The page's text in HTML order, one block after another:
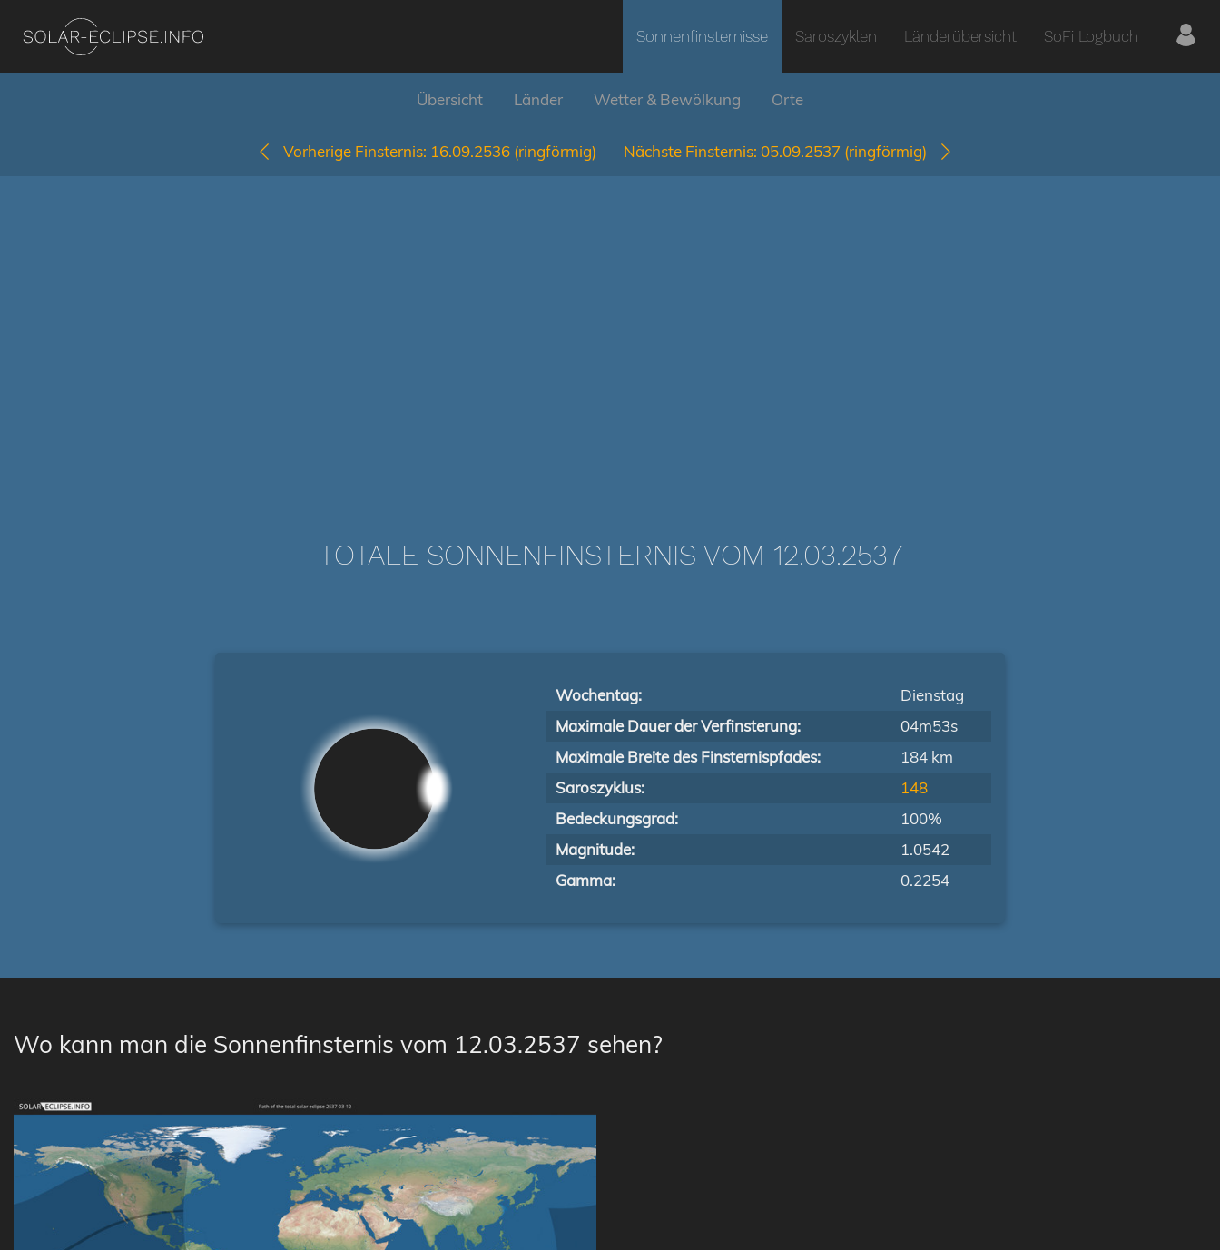
Sonnenfinsternisse Saroszyklen Länderübersicht SoFi Logbuch
Übersicht Länder Wetter & Bewölkung Orte
Vorherige Finsternis: 16.09.2536 (ringförmig) Nächste Finsternis: 05.09.2537 (ringförmig)
TOTALE SONNENFINSTERNIS VOM 12.03.2537
Wochentag:
Dienstag
Maximale Dauer der Verfinsterung:
04m53s
Maximale Breite des Finsternispfades:
184 km
Saroszyklus:
148
Bedeckungsgrad:
100%
Magnitude:
1.0542
Gamma:
0.2254
Wo kann man die Sonnenfinsternis vom 12.03.2537 sehen?